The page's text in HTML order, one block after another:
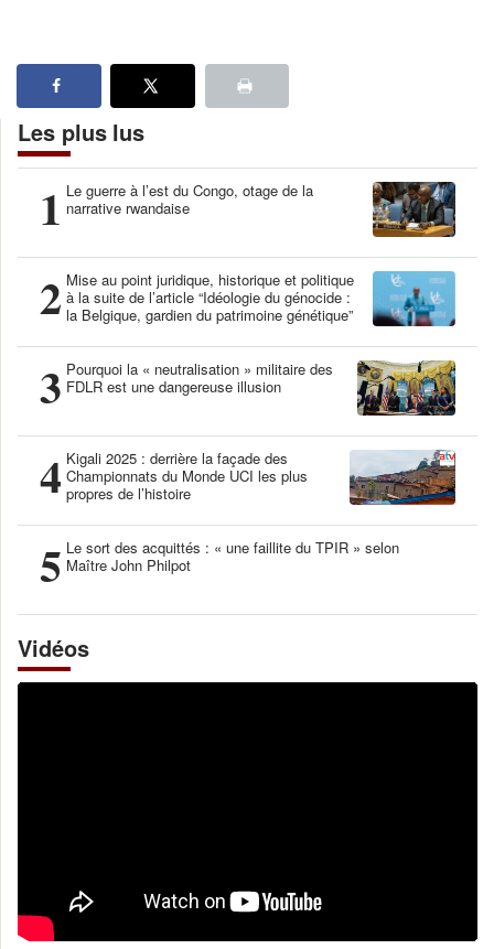
Les plus lus
1 Le guerre à l’est du Congo, otage de la
narrative rwandaise
2 Mise au point juridique, historique et politique
à la suite de l’article “Idéologie du génocide :
la Belgique, gardien du patrimoine génétique”
3 Pourquoi la « neutralisation » militaire des
FDLR est une dangereuse illusion
4 Kigali 2025 : derrière la façade des
Championnats du Monde UCI les plus
propres de l’histoire
5 Le sort des acquittés : « une faillite du TPIR » selon
Maître John Philpot
Vidéos